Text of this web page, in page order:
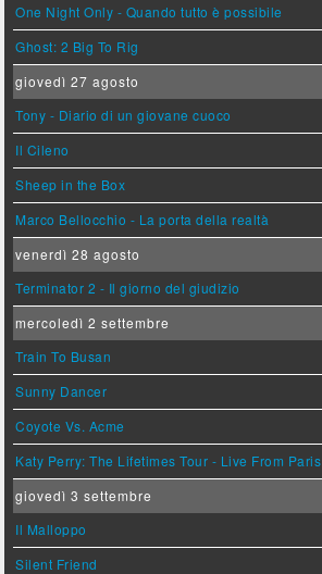
One Night Only - Quando tutto è possibile
Ghost: 2 Big To Rig
giovedì 27 agosto
Tony - Diario di un giovane cuoco
Il Cileno
Sheep in the Box
Marco Bellocchio - La porta della realtà
venerdì 28 agosto
Terminator 2 - Il giorno del giudizio
mercoledì 2 settembre
Train To Busan
Sunny Dancer
Coyote Vs. Acme
Katy Perry: The Lifetimes Tour - Live From Paris
giovedì 3 settembre
Il Malloppo
Silent Friend